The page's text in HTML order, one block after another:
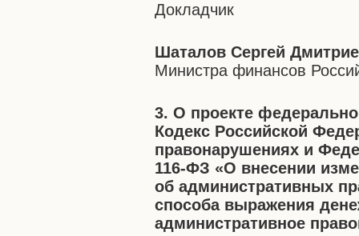
Докладчик
Шаталов Сергей
Министра финансов
3. О проекте
Кодекс Российской
правонарушениях и
116-ФЗ «О внесении
об административных
способа выражения
административное